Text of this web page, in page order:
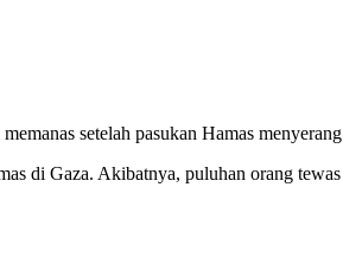
setelah pasukan Hamas
di Gaza. Akibatnya, puluhan orang